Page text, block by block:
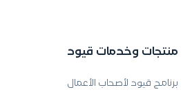
منتجات وخدمات قيود
برنامج قيود لأصحاب الأعمال